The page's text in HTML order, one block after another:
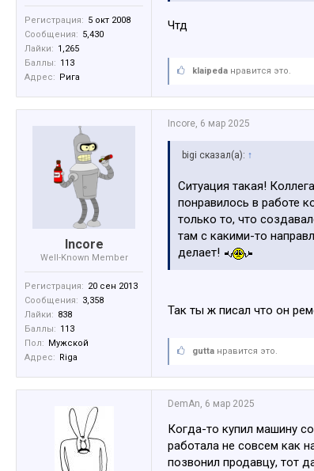
Регистрация: 5 окт 2008
Сообщения: 5,430
Лайки: 1,265
Баллы: 113
Адрес:
Рига
Чтд
klaipeda нравится это.
Incore
Well-Known Member
Регистрация: 20 сен 2013
Сообщения: 3,358
Лайки: 838
Баллы: 113
Пол:
Мужской
Адрес:
Riga
Incore, 6 мар 2025
bigi сказал(а): ↑
Ситуация такая!
понравилось в работе
только то, что
там с какими-то
делает!
Так ты ж писал что он
gutta нравится это.
DemAn, 6 мар 2025
Когда-то купил машину
работала не совсем как
позвонил продавцу, тот